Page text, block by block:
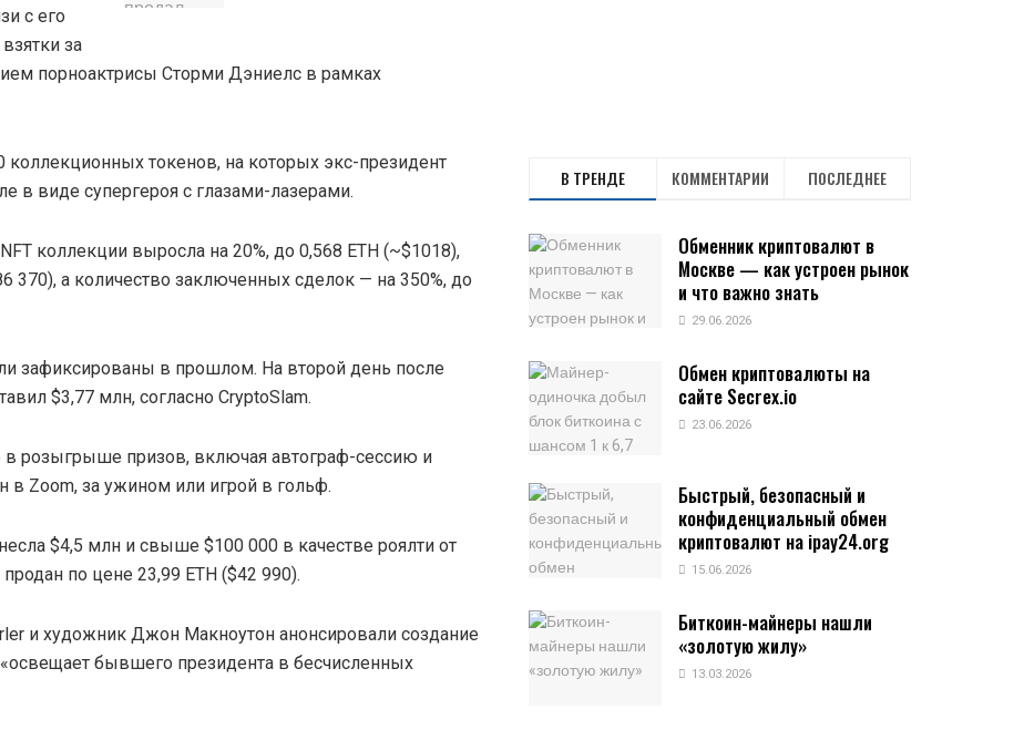
с его
за
порноактрисы Сторми Дэниелс в рамках
коллекционных токенов, на которых экс-президент
в виде супергероя с глазами-лазерами.
коллекции выросла на 20%, до 0,568 ETH (~$1018),
370), а количество заключенных сделок — на 350%, до
зафиксированы в прошлом. На второй день после
$3,77 млн, согласно CryptoSlam.
в розыгрыше призов, включая автограф-сессию и
в Zoom, за ужином или игрой в гольф.
$4,5 млн и свыше $100 000 в качестве роялти от
по цене 23,99 ETH ($42 990).
и художник Джон Макноутон анонсировали создание
бывшего президента в бесчисленных
В ТРЕНДЕ КОММЕНТАРИИ ПОСЛЕДНЕЕ
Обменник криптовалют в
Москве — как устроен рынок
и что важно знать
29.06.2026
Обмен криптовалюты на
сайте Secrex.io
23.06.2026
Быстрый, безопасный и
конфиденциальный обмен
криптовалют на ipay24.org
15.06.2026
Биткоин-майнеры нашли
«золотую жилу»
13.03.2026